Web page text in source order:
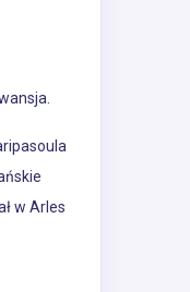
w Arles